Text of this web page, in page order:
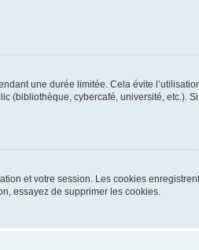
une durée limitée. Cela évite
(bibliothèque, cybercafé, université, etc.).
et votre session. Les cookies
essayez de supprimer les cookies.